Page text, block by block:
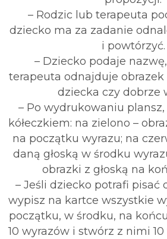
– Rodzic lub terapeuta
dziecko ma za zadanie
i powtórzyć.
– Dziecko podaje
terapeuta odnajduje obrazek
dziecka czy dobrze
– Po wydrukowaniu
kółeczkiem: na zielono –
na początku wyrazu; na
daną głoską w środku
obrazki z głoską na
– Jeśli dziecko potrafi pisać
wypisz na kartce wszystkie
początku, w środku, na
10 wyrazów i stwórz z nimi